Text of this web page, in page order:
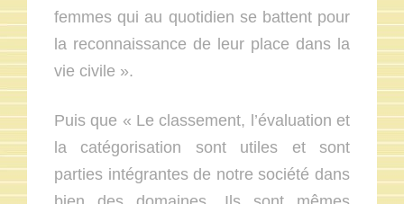
femmes qui au quotidien se battent pour
la reconnaissance de leur place dans la
vie civile ».
Puis que « Le classement, l’évaluation et
la catégorisation sont utiles et sont
parties intégrantes de notre société dans